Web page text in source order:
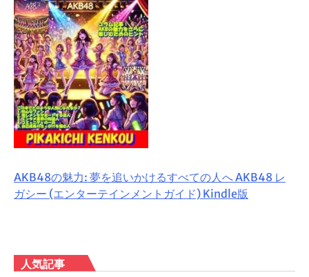
AKB48の魅力: 夢を追いかけるすべての人へ AKB48 レ
ガシー (エンターテインメントガイド) Kindle版
人気記事